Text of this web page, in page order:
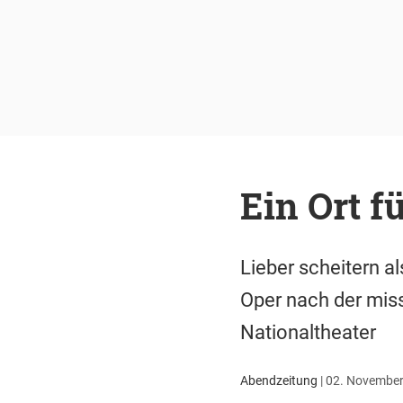
Ein Ort
Lieber scheitern
Oper nach der
Nationaltheater
Abendzeitung |02.